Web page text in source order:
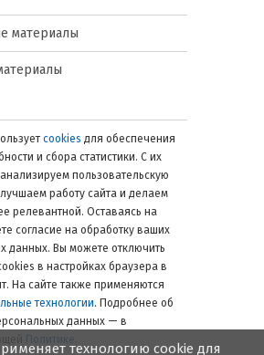
материалы
cookies для обеспечения
и сбора статистики. С их
пользовательскую
работу сайта и делаем
релевантной. Оставаясь на
согласие на обработку ваших
данных. Вы можете отключить
в настройках браузера в
На сайте также применяются
технологии. Подробнее об
данных — в
Политике
технологию cookie для